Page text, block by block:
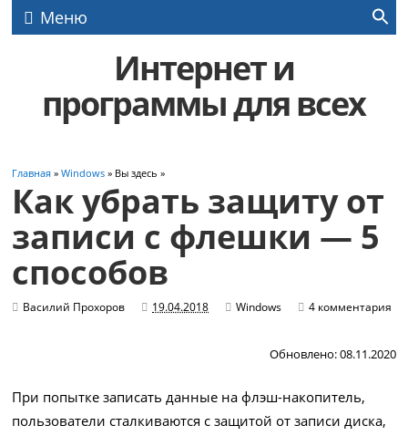
Меню
Интернет и
программы для всех
Главная »Windows » Вы здесь »
Как убрать защиту от
записи с флешки — 5
способов
Василий Прохоров 19.04.2018 Windows 4 комментария
Обновлено: 08.11.2020
При попытке записать данные на флэш-накопитель,
пользователи сталкиваются с защитой от записи диска,